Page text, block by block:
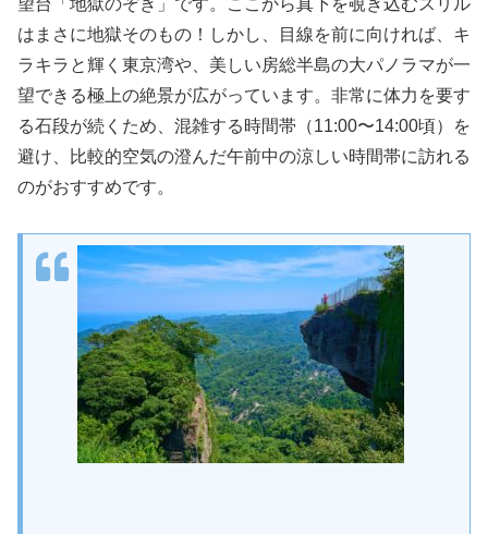
はまさに地獄そのもの！しかし、目線を前に向ければ、キ
ラキラと輝く東京湾や、美しい房総半島の大パノラマが一
望できる極上の絶景が広がっています。非常に体力を要す
る石段が続くため、混雑する時間帯（11:00〜14:00頃）を
避け、比較的空気の澄んだ午前中の涼しい時間帯に訪れる
のがおすすめです。